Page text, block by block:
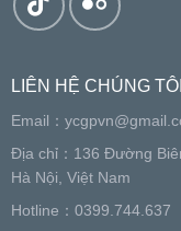
LIÊN HỆ CHÚNG TÔI
Email：
Địa chỉ：136 Đường
Hà Nội, Việt Nam
Hotline：0399.744.637